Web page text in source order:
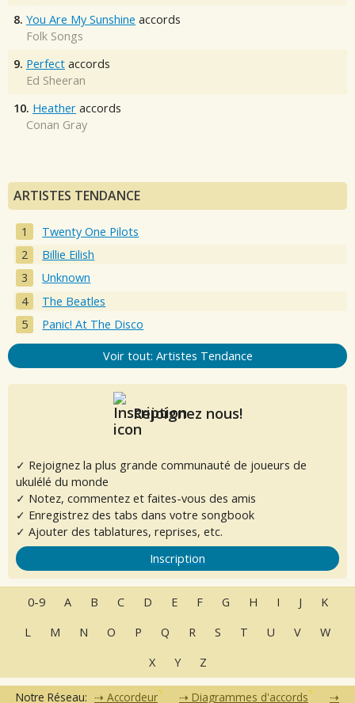
8. You Are My Sunshine accords
Folk Songs
9. Perfect accords
Ed Sheeran
10. Heather accords
Conan Gray
ARTISTES TENDANCE
Twenty One Pilots
Billie Eilish
Unknown
The Beatles
Panic! At The Disco
Voir tout: Artistes Tendance
Rejoignez nous!
✓ Rejoignez la plus grande communauté de joueurs de
ukulélé du monde
✓ Notez, commentez et faites-vous des amis
✓ Enregistrez des tabs dans votre songbook
✓ Ajouter des tablatures, reprises, etc.
Inscription
0-9 A B C D E F G H I J
K
L
M N O P Q R S T U V
W
X
Y Z
Notre Réseau: Accordeur Diagrammes d'accords